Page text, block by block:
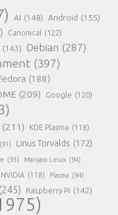
AI (148) Android (155)
Canonical (122)
(143) Debian (287)
(397)
(188)
(209) Google (120)
(211) KDE Plasma (118)
(91) Linus Torvalds (172)
(93) Manjaro Linux (94)
NVIDIA (118) Plasma (94)
(245) Raspberry Pi (142)